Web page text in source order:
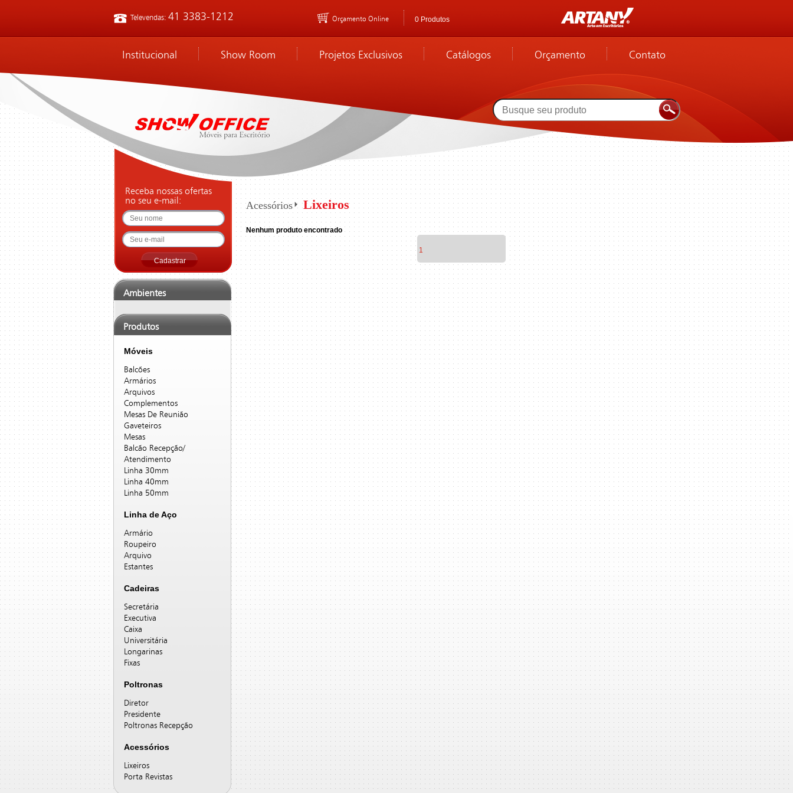
Televendas: 41 3383-1212 Orçamento Online 0 Produtos
Institucional Show Room Projetos Exclusivos Catálogos Orçamento Contato
Receba nossas ofertas
no seu e-mail:
Ambientes
Produtos
Móveis
Balcões
Armários
Arquivos
Complementos
Mesas De Reunião
Gaveteiros
Mesas
Balcão Recepção/
Atendimento
Linha 30mm
Linha 40mm
Linha 50mm
Linha de Aço
Armário
Roupeiro
Arquivo
Estantes
Cadeiras
Secretária
Executiva
Caixa
Universitária
Longarinas
Fixas
Poltronas
Diretor
Presidente
Poltronas Recepção
Acessórios
Lixeiros
Porta Revistas
Acessórios Lixeiros
Nenhum produto encontrado
1